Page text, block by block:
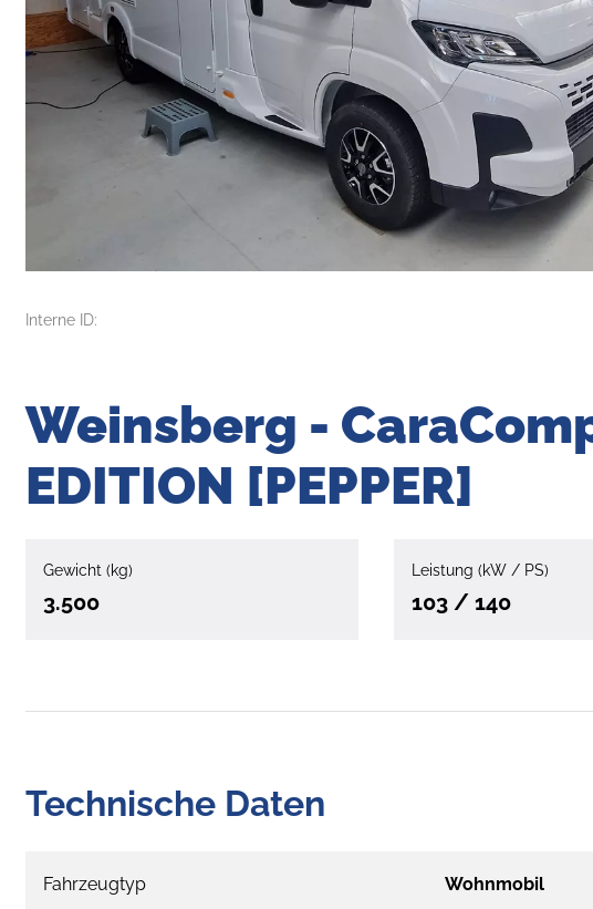
Interne ID:
Weinsberg -
EDITION [PEPPER]
Gewicht (kg)
3.500
Leistung (kW / PS)
103 / 140
Technische Daten
Fahrzeugtyp Wohnmobil